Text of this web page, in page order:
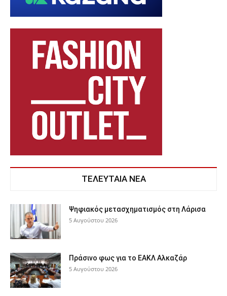
ΤΕΛΕΥΤΑΙΑ ΝΕΑ
Ψηφιακός μετασχηματισμός στη Λάρισα
5 Αυγούστου 2026
Πράσινο φως για το ΕΑΚΛ Αλκαζάρ
5 Αυγούστου 2026